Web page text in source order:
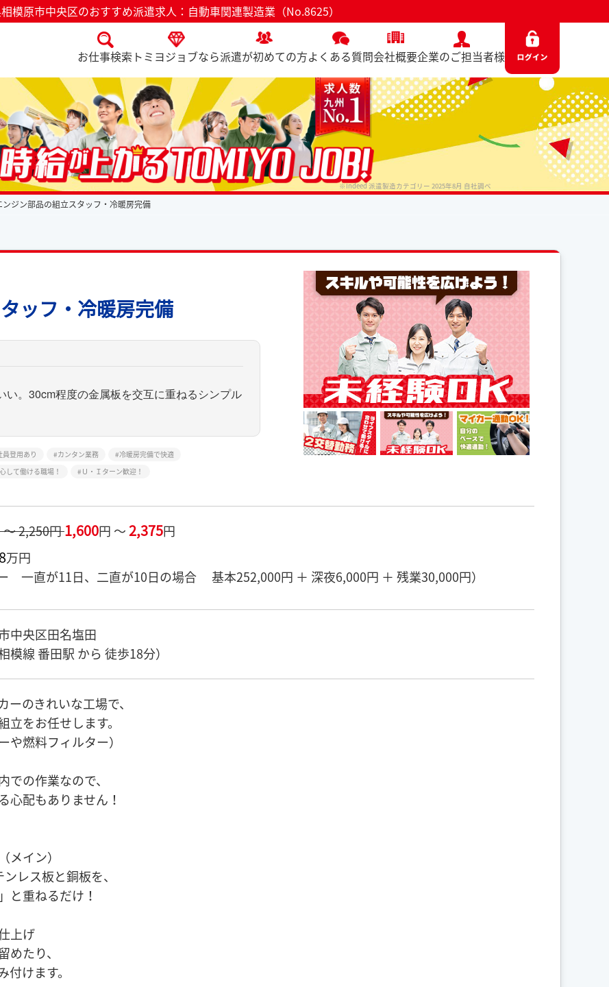
模原市中央区のおすすめ派遣求人：自動車関連製造業（No.8625）
お仕事検索 トミヨジョブなら派遣が初めての方よくある質問会社概要企業のご担当者様
※Indeed 派遣製造カテゴリー 2025年8月 自社調べ
ンジン部品の組立スタッフ・冷暖房完備
No. 8625 / 2026.03.27
ッフ・冷暖房完備
い。30cm程度の金属板を交互に重ねるシンプル
員登用あり カンタン業務
冷暖房完備で快適
して働ける職場！
Ｕ・Ｉターン歓迎！
～ 2,250円1,600円 ～2,375円
万円
一直が11日、二直が10日の場合 基本252,000円 ＋ 深夜6,000円 ＋ 残業30,000円）
中央区田名塩田
模線 番田駅 から 徒歩18分）
ーのきれいな工場で、
立をお任せします。
や燃料フィルター）
での作業なので、
心配もありません！
メイン）
レス板と銅板を、
と重ねるだけ！
上げ
めたり、
付けます。